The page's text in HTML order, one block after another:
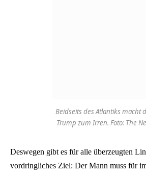
Beidseits des Atlantiks macht
Trump zum Irren. Foto: The
Deswegen gibt es für alle überzeugten
vordringliches Ziel: Der Mann muss für